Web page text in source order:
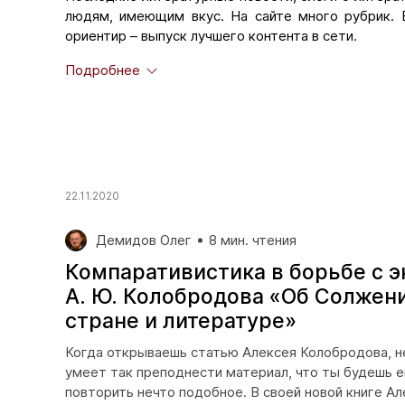
людям, имеющим вкус. На сайте много рубрик.
ориентир – выпуск лучшего контента в сети.
можно ознакомиться
Многие из них получили не только общение с
Подробнее
22.11.2020
Демидов Олег 8 мин. чтения
Компаративистика в борьбе с
А. Ю. Колобродова «Об
стране и литературе»
Когда открываешь статью Алексея Колобродова,
умеет так преподнести материал, что ты будешь
повторить нечто подобное. В своей новой книге